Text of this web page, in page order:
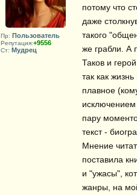
Пр: Пользователь
Репутация:+9556
Ст: Мудрец
потому что
даже
такого
же грабли. А
Таков и
так как
плавное
исключением
пару
текст -
Мнение
поставила
и "ужасы",
жанры, на